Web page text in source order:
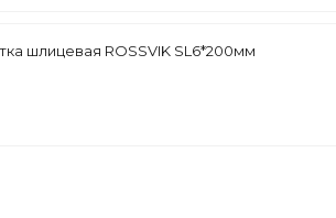
шлицевая ROSSVIK SL6*200мм